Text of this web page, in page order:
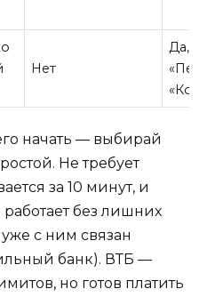
Нет
Да,
начать — выбирай
Не требует
за 10 минут, и
без лишних
с ним связан
банк). ВТБ —
но готов платить